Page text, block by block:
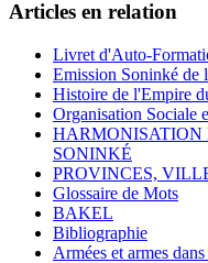
Articles en relation
Livret d'Auto-
Emission Soninké de
Histoire de l'Empire
Organisation Sociale
HARMONISATION
SONINKÉ
PROVINCES,
Glossaire de Mots
BAKEL
Bibliographie
Armées et armes